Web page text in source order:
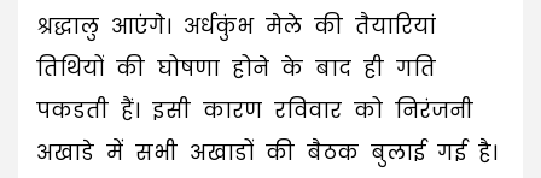
श्रद्धालु आएंगे। अर्धकुंभ मेले की तैयारियां
तिथियों की घोषणा होने के बाद ही गति
पकडती हैं। इसी कारण रविवार को निरंजनी
अखाडे में सभी अखाडों की बैठक बुलाई गई है।